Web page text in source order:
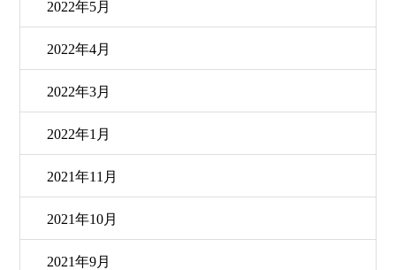
2022年5月
2022年4月
2022年3月
2022年1月
2021年11月
2021年10月
2021年9月